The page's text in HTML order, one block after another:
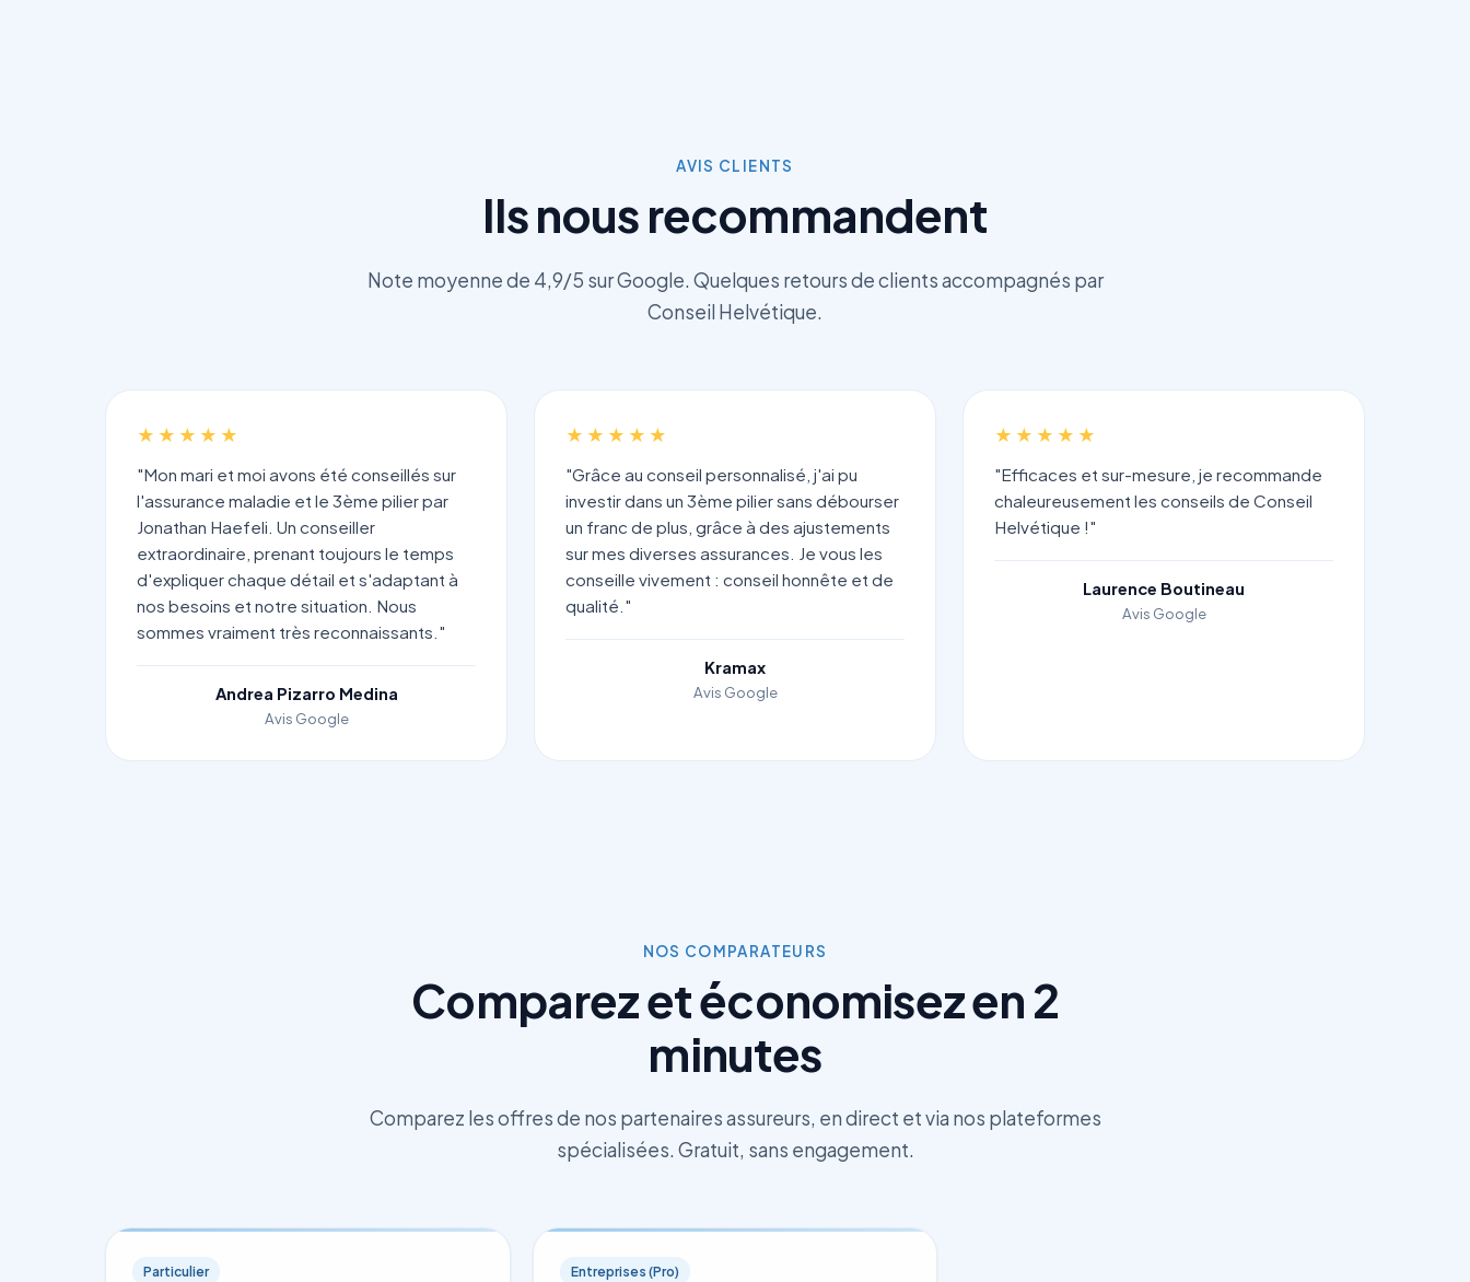
AVIS CLIENTS
Ils nous recommandent
Note moyenne de 4,9/5 sur Google. Quelques retours de clients accompagnés par
Conseil Helvétique.
★★★★★
"Mon mari et moi avons été conseillés sur
l'assurance maladie et le 3ème pilier par
Jonathan Haefeli. Un conseiller
extraordinaire, prenant toujours le temps
d'expliquer chaque détail et s'adaptant à
nos besoins et notre situation. Nous
sommes vraiment très reconnaissants."
Andrea Pizarro Medina
Avis Google
★★★★★
"Grâce au conseil personnalisé, j'ai pu
investir dans un 3ème pilier sans débourser
un franc de plus, grâce à des ajustements
sur mes diverses assurances. Je vous les
conseille vivement : conseil honnête et de
qualité."
Kramax
Avis Google
★★★★★
"Efficaces et sur-mesure, je recommande
chaleureusement les conseils de Conseil
Helvétique !"
Laurence Boutineau
Avis Google
NOS COMPARATEURS
Comparez et économisez en 2
minutes
Comparez les offres de nos partenaires assureurs, en direct et via nos plateformes
spécialisées. Gratuit, sans engagement.
Particulier Entreprises (Pro)